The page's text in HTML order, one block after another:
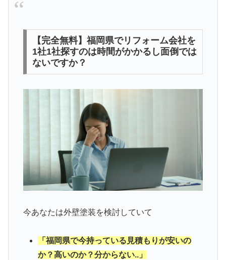
【完全無料】福岡県でリフォーム会社を
1社1社探すのは時間がかかるし面倒では
ないですか？
今あなたは外壁塗装を検討していて
「福岡県で今持っている見積もりが安いの
か？高いのか？分からない..」